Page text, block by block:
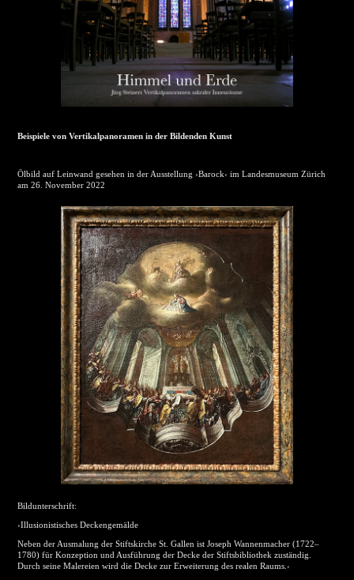
Beispiele von Vertikalpanoramen in der Bildenden Kunst
Ölbild auf Leinwand gesehen in der Ausstellung ›Barock‹ im Landesmuseum Zürich
am 26. November 2022
Bildunterschrift:
›Illusionistisches Deckengemälde
Neben der Ausmalung der Stiftskirche St. Gallen ist Joseph Wannenmacher (1722–
1780) für Konzeption und Ausführung der Decke der Stiftsbibliothek zuständig.
Durch seine Malereien wird die Decke zur Erweiterung des realen Raums.‹